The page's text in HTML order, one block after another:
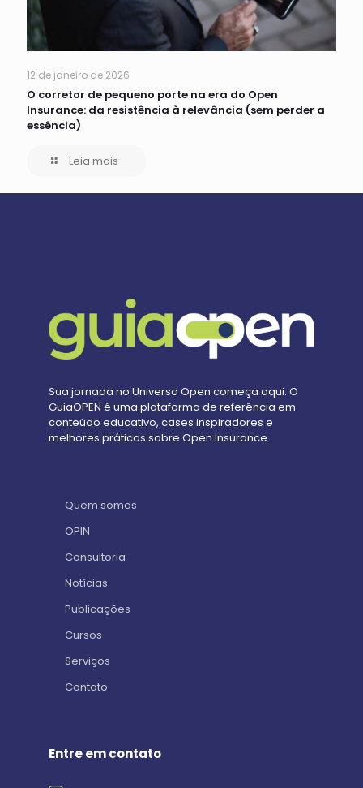
12 de janeiro de 2026
O corretor de pequeno porte na era do Open
Insurance: da resistência à relevância (sem perder a
essência)
Leia mais
Sua jornada no Universo Open começa aqui. O
GuiaOPEN é uma plataforma de referência em
conteúdo educativo, cases inspiradores e
melhores práticas sobre Open Insurance.
Quem somos
OPIN
Consultoria
Notícias
Publicações
Cursos
Serviços
Contato
Entre em contato